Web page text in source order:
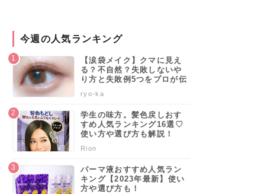
今週の人気ランキング
【涙袋メイク】クマに見え
る？不自然？失敗しないや
り方と失敗例5つをプロが伝
ryo-ka
学生の味方。髪色戻しおす
すめ人気ランキング16選♡
使い方や選び方も解説！
Rion
パーマ液おすすめ人気ラン
キング【2023年最新】使い
方や選び方も！